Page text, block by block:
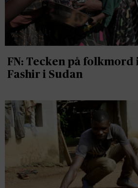
FN: Tecken på folkmord
Fashir i Sudan